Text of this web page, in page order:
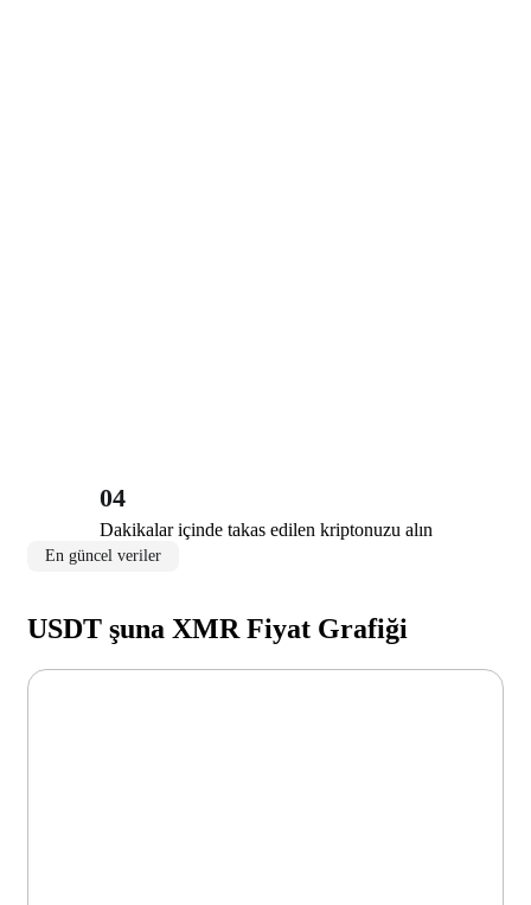
04
Dakikalar içinde takas edilen kriptonuzu alın
En güncel veriler
USDT şuna XMR Fiyat Grafiği